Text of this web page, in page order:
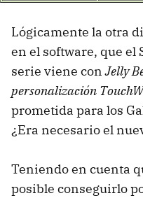
Lógicamente la otra
en el software, que el
serie viene conJelly
personalización
prometida para los
¿Era necesario el
Teniendo en cuenta
posible conseguirlo